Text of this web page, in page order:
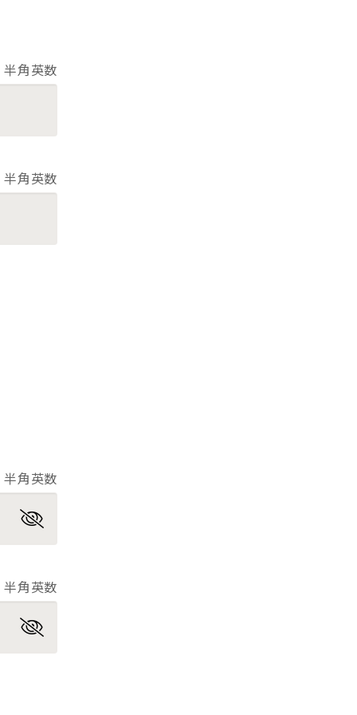
半角英数
半角英数
半角英数
半角英数